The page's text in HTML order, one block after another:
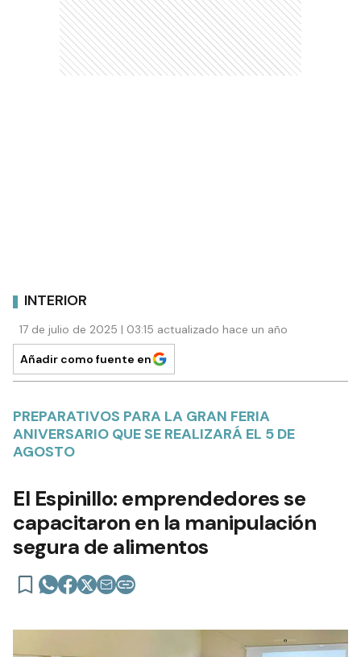
INTERIOR
17 de julio de 2025 | 03:15 actualizado hace un año
Añadir como fuente en
PREPARATIVOS PARA LA GRAN FERIA
ANIVERSARIO QUE SE REALIZARÁ EL 5 DE
AGOSTO
El Espinillo: emprendedores se
capacitaron en la manipulación
segura de alimentos